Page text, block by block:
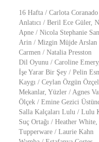
16 Hafta / Carlota Coranado
Anlatıcı / Beril Ece Güler,
Apne / Nicola Stephanie
Arin / Mizgin Müjde Arslan
Carmen / Natalia Presston
Dil Oyunu / Caroline
İşe Yarar Bir Şey / Pelin
Kaygı / Ceylan Özgün
Mekanlar, Yüzler / Agnes
Ölçek / Emine Gezici
Salla Kalçaları Lulu / Lulu
Suç Ortağı / Heather
Tupperware / Laurie Kahn